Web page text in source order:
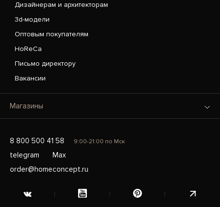
Дизайнерам и архитекторам
3d-модели
Оптовым покупателям
HoReCa
Письмо директору
Вакансии
Магазины
8 800 500 41 58 9:00-21:00 по Мск
telegram
Max
order@homeconcept.ru